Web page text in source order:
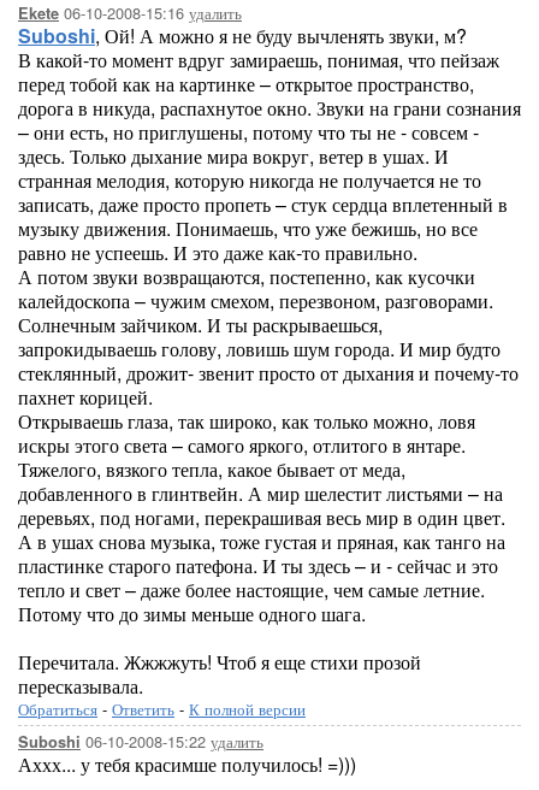
Ekete 06-10-2008-15:16 удалить
Suboshi, Ой! А можно я не буду вычленять звуки, м?
В какой-то момент вдруг замираешь, понимая, что пейзаж
перед тобой как на картинке – открытое пространство,
дорога в никуда, распахнутое окно. Звуки на грани сознания
– они есть, но приглушены, потому что ты не - совсем -
здесь. Только дыхание мира вокруг, ветер в ушах. И
странная мелодия, которую никогда не получается не то
записать, даже просто пропеть – стук сердца вплетенный в
музыку движения. Понимаешь, что уже бежишь, но все
равно не успеешь. И это даже как-то правильно.
А потом звуки возвращаются, постепенно, как кусочки
калейдоскопа – чужим смехом, перезвоном, разговорами.
Солнечным зайчиком. И ты раскрываешься,
запрокидываешь голову, ловишь шум города. И мир будто
стеклянный, дрожит- звенит просто от дыхания и почему-то
пахнет корицей.
Открываешь глаза, так широко, как только можно, ловя
искры этого света – самого яркого, отлитого в янтаре.
Тяжелого, вязкого тепла, какое бывает от меда,
добавленного в глинтвейн. А мир шелестит листьями – на
деревьях, под ногами, перекрашивая весь мир в один цвет.
А в ушах снова музыка, тоже густая и пряная, как танго на
пластинке старого патефона. И ты здесь – и - сейчас и это
тепло и свет – даже более настоящие, чем самые летние.
Потому что до зимы меньше одного шага.
Перечитала. Жжжжуть! Чтоб я еще стихи прозой
пересказывала.
Обратиться - Ответить - К полной версии
Suboshi 06-10-2008-15:22 удалить
Аххх... у тебя красимше получилось! =)))